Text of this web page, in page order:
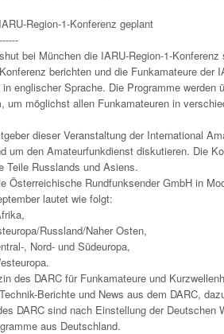
Region-1-Konferenz geplant
bei München die IARU-Region-1-
berichten und die Funkamateure der
englischer Sprache. Die Programme werden
möglichst allen Funkamateuren in
dieser Veranstaltung der International
um den Amateurfunkdienst diskutieren. Die
Teile Russlands und Asiens.
Österreichische Rundfunksender GmbH in
lautet wie folgt:
Russland/Naher Osten,
, Nord- und Südeuropa,
des DARC für Funkamateure und
Berichte und News aus dem DARC,
DARC sind nach Einstellung der
aus Deutschland.